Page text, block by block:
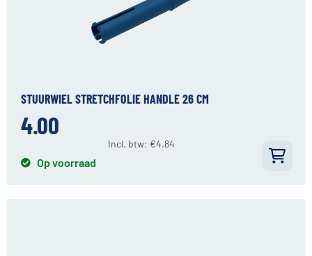
STUURWIEL STRETCHFOLIE HANDLE 26 CM
4.00
Incl. btw: €4.84
Op voorraad